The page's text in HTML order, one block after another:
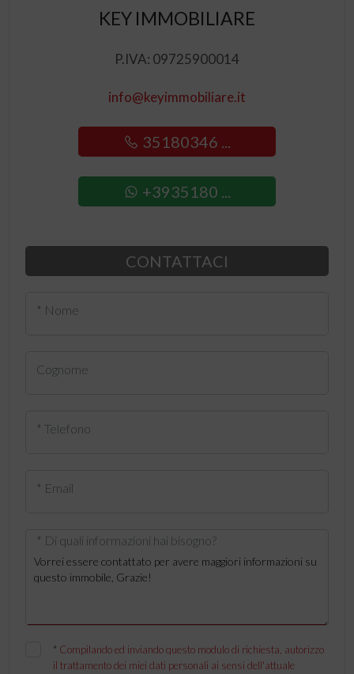
KEY IMMOBILIARE
P.IVA: 09725900014
info@keyimmobiliare.it
35180346 ...
+3935180 ...
CONTATTACI
* Nome
Cognome
* Telefono
* Email
* Di quali informazioni hai bisogno?
* Compilando ed inviando questo modulo di richiesta, autorizzo
il trattamento dei miei dati personali ai sensi dell'attuale